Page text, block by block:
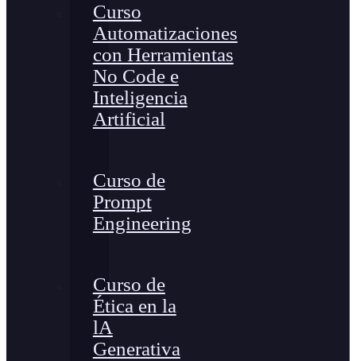
Curso
Automatizaciones
con Herramientas
No Code e
Inteligencia
Artificial
Curso de
Prompt
Engineering
Curso de
Ética en la
lA
Generativa